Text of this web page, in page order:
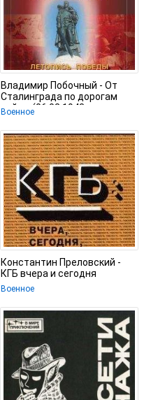
Владимир Побочный - От
Сталинграда по дорогам
войны (06.02.1943 –
Военное
Константин Преловский -
КГБ вчера и сегодня
Военное